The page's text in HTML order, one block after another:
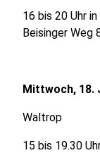
16 bis 20 Uhr
Beisinger Weg
Mittwoch, 18.
Waltrop
15 bis 19.30